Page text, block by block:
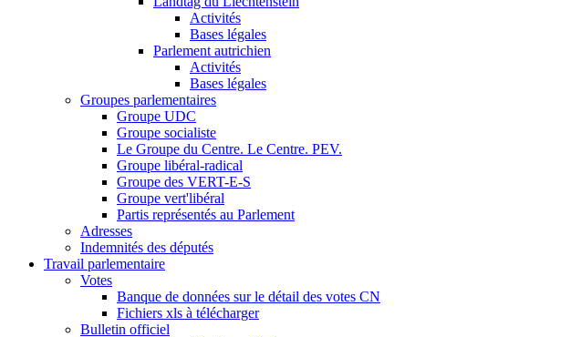
Activités
Bases légales
Parlement autrichien
Activités
Bases légales
Groupes parlementaires
Groupe UDC
Groupe socialiste
Le Groupe du Centre. Le Centre. PEV.
Groupe libéral-radical
Groupe des VERT-E-S
Groupe vert'libéral
Partis représentés au Parlement
Adresses
Indemnités des députés
Travail parlementaire
Votes
Banque de données sur le détail des votes CN
Fichiers xls à télécharger
Bulletin officiel